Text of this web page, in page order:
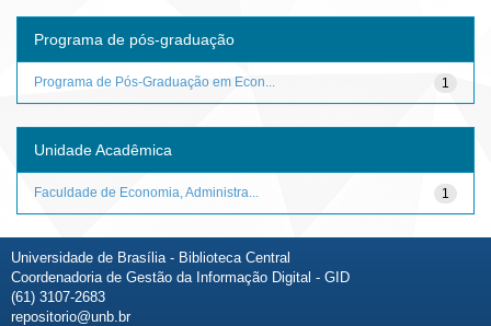
Programa de pós-graduação
1
Programa de Pós-Graduação em Econ...
Unidade Acadêmica
1
Faculdade de Economia, Administra...
Universidade de Brasília - Biblioteca Central
Coordenadoria de Gestão da Informação Digital - GID
(61) 3107-2683
repositorio@unb.br